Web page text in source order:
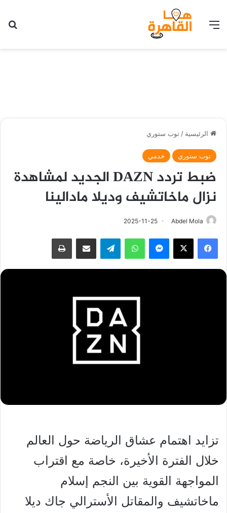
القائمة
الرئيسية / توب ستوري
توب ستوري خدمي
ضبط تردد DAZN الجديد لمشاهدة
نزال ماخاتشيف وديلا مادالينا
Abdel Mola
2025-11-25
فيسبوك ‫X ماسنجر واتساب تيلقرام مشاركة عبر البريد طباعة
تزايد اهتمام عشاق الرياضة حول العالم
خلال الفترة الأخيرة، خاصة مع اقتراب
المواجهة القوية بين النجم إسلام
ماخاتشيف والمقاتل الأسترالي جاك ديلا